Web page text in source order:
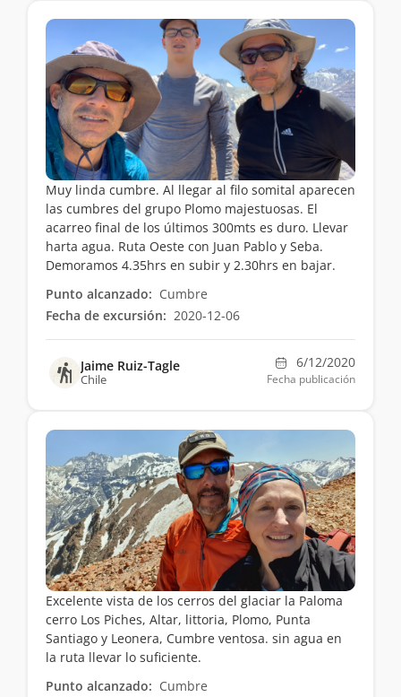
Muy linda cumbre. Al llegar al filo somital aparecen
las cumbres del grupo Plomo majestuosas. El
acarreo final de los últimos 300mts es duro. Llevar
harta agua. Ruta Oeste con Juan Pablo y Seba.
Demoramos 4.35hrs en subir y 2.30hrs en bajar.
Punto alcanzado: Cumbre
Fecha de excursión: 2020-12-06
Jaime Ruiz-Tagle
Chile
6/12/2020
Fecha publicación
Excelente vista de los cerros del glaciar la Paloma
cerro Los Piches, Altar, littoria, Plomo, Punta
Santiago y Leonera, Cumbre ventosa. sin agua en
la ruta llevar lo suficiente.
Punto alcanzado: Cumbre